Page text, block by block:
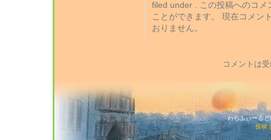
filed under . この投稿へのコ
ことができます。 現在コメン
おりません。
コメントは
わちふぃーる
投稿